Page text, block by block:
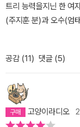
트리 능력을지닌 한 여
(주지훈 분)과 오수(엄
니다. 당신은 이미 살
진씨의 핸드폰 통화내
죠. 눈에 보이는 것이 전부는 아니라고..
지 못하는 것이 인간이라고 했었죠.
보이지 않는 것... 눈에 보이는 증거로부터 시작하세요. 그리고 눈에
보이지 않은 진실은 거
공감 (11) 댓글 (5)
고양이라디오